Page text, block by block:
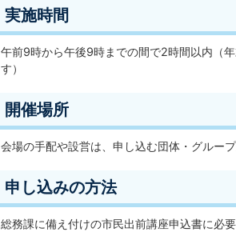
実施時間
午前9時から午後9時までの間で2時間以内（
す）
開催場所
会場の手配や設営は、申し込む団体・グルー
申し込みの方法
総務課に備え付けの市民出前講座申込書に必